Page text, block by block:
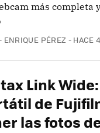
más completa
ENRIQUE PÉREZ HACE
Link
de
las fotos